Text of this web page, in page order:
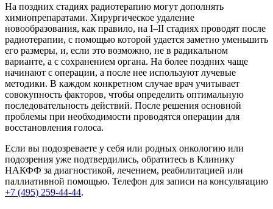
На поздних стадиях радиотерапию могут дополнять
химиопрепаратами. Хирургическое удаление
новообразования, как правило, на I–II стадиях проводят после
радиотерапии, с помощью которой удается заметно уменьшить
его размеры, и, если это возможно, не в радикальном
варианте, а с сохранением органа. На более поздних чаще
начинают с операции, а после нее используют лучевые
методики. В каждом конкретном случае врач учитывает
совокупность факторов, чтобы определить оптимальную
последовательность действий. После решения основной
проблемы при необходимости проводятся операции для
восстановления голоса.
Если вы подозреваете у себя или родных онкологию или
подозрения уже подтвердились, обратитесь в Клинику
НАКФФ за диагностикой, лечением, реабилитацией или
паллиативной помощью. Телефон для записи на консультацию
+7 (495) 259-44-44.